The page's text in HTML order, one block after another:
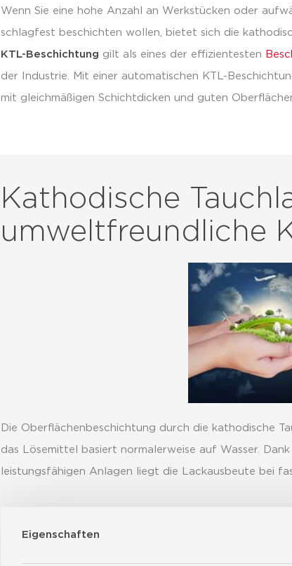
Wenn Sie eine hohe Anzahl an Werkstücken oder
schlagfest beschichten wollen, bietet sich die
KTL- Beschichtung gilt als eines der effizientesten
der Industrie. Mit einer automatischen KTL-
mit gleichmäßigen Schichtdicken und guten
Kathodische
umweltfreundliche
Die Oberflächenbeschichtung durch die kathodische
das Lösemittel basiert normalerweise auf Wasser.
leistungsfähigen Anlagen liegt die Lackausbeute bei
Eigenschaften